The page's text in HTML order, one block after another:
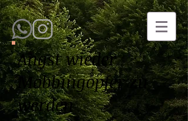
Angst wieder
Mobbingopfer zu
werden